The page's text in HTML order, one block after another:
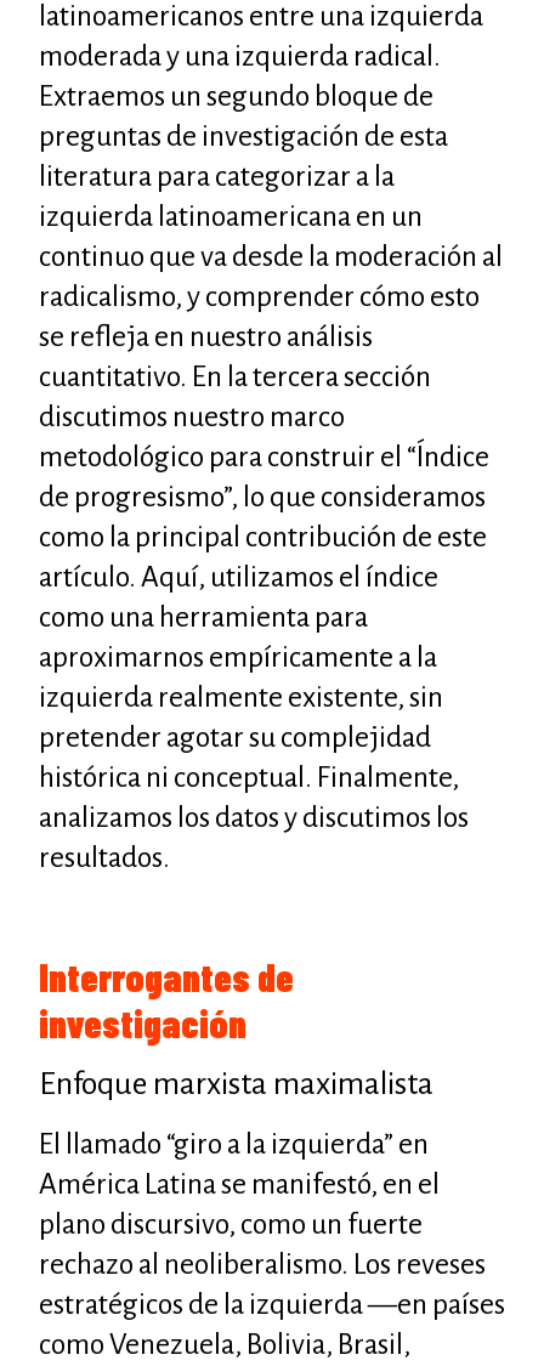
latinoamericanos entre una izquierda
moderada y una izquierda radical.
Extraemos un segundo bloque de
preguntas de investigación de esta
literatura para categorizar a la
izquierda latinoamericana en un
continuo que va desde la moderación al
radicalismo, y comprender cómo esto
se refleja en nuestro análisis
cuantitativo. En la tercera sección
discutimos nuestro marco
metodológico para construir el “Índice
de progresismo”, lo que consideramos
como la principal contribución de este
artículo. Aquí, utilizamos el índice
como una herramienta para
aproximarnos empíricamente a la
izquierda realmente existente, sin
pretender agotar su complejidad
histórica ni conceptual. Finalmente,
analizamos los datos y discutimos los
resultados.
Interrogantes de
investigación
Enfoque marxista maximalista
El llamado “giro a la izquierda” en
América Latina se manifestó, en el
plano discursivo, como un fuerte
rechazo al neoliberalismo. Los reveses
estratégicos de la izquierda —en países
como Venezuela, Bolivia, Brasil,